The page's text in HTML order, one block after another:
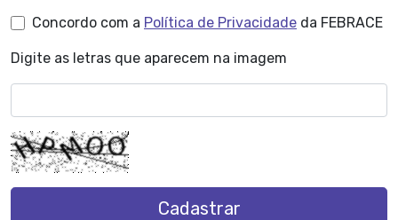
Concordo com a Política de Privacidade da FEBRACE
Digite as letras que aparecem na imagem